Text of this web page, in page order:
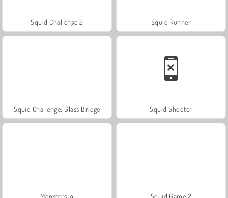
Squid Challenge 2 Squid Runner
Squid Challenge: Glass Bridge Squid Shooter
Monsters.io Squid Game 2